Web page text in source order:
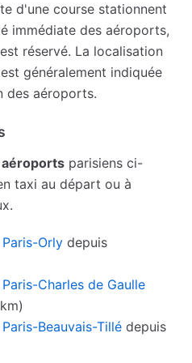
d'une course stationnent
immédiate des aéroports,
réservé. La localisation
généralement indiquée
des aéroports.
aéroports parisiens ci-
taxi au départ ou à
Paris-Orly depuis
Paris-Charles de Gaulle
Paris-Beauvais-Tillé depuis